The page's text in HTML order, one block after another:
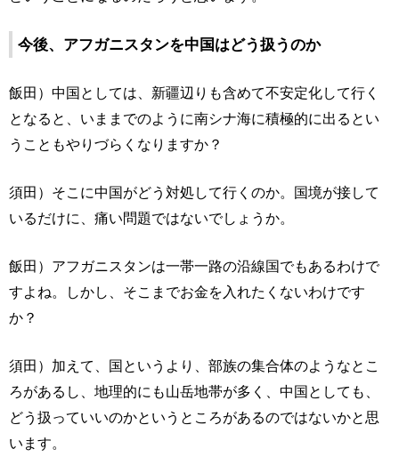
今後、アフガニスタンを中国はどう扱うのか
飯田）中国としては、新疆辺りも含めて不安定化して行く
となると、いままでのように南シナ海に積極的に出るとい
うこともやりづらくなりますか？
須田）そこに中国がどう対処して行くのか。国境が接して
いるだけに、痛い問題ではないでしょうか。
飯田）アフガニスタンは一帯一路の沿線国でもあるわけで
すよね。しかし、そこまでお金を入れたくないわけです
か？
須田）加えて、国というより、部族の集合体のようなとこ
ろがあるし、地理的にも山岳地帯が多く、中国としても、
どう扱っていいのかというところがあるのではないかと思
います。